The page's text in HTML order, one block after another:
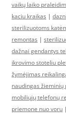
vaikų laiko
kaciu kraikas |
sterilizuotoms
remontas |
dažnai gendantys
ikrovimo stoteliu
žymėjimas
naudingas žieminių
mobiliųjų telefonų
priemone nuo voru |